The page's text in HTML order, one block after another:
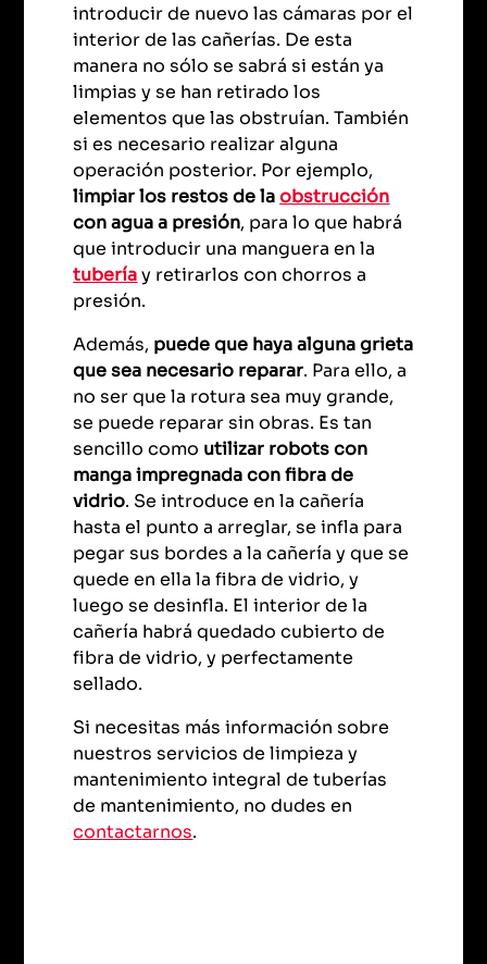
introducir de nuevo las cámaras por el
interior de las cañerías. De esta
manera no sólo se sabrá si están ya
limpias y se han retirado los
elementos que las obstruían. También
si es necesario realizar alguna
operación posterior. Por ejemplo,
limpiar los restos de laobstrucción
con agua a presión, para lo que habrá
que introducir una manguera en la
tuberíay retirarlos con chorros a
presión.
Además, puede que haya alguna grieta
que sea necesario reparar. Para ello, a
no ser que la rotura sea muy grande,
se puede reparar sin obras. Es tan
sencillo como utilizar robots con
manga impregnada con fibra de
vidrio. Se introduce en la cañería
hasta el punto a arreglar, se infla para
pegar sus bordes a la cañería y que se
quede en ella la fibra de vidrio, y
luego se desinfla. El interior de la
cañería habrá quedado cubierto de
fibra de vidrio, y perfectamente
sellado.
Si necesitas más información sobre
nuestros servicios de limpieza y
mantenimiento integral de tuberías
de mantenimiento, no dudes en
contactarnos.